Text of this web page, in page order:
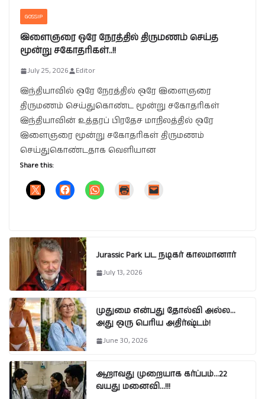
GOSSIP
இளைஞரை ஒரே நேரத்தில் திருமணம் செய்த
மூன்று சகோதரிகள்..!!
July 25, 2026 Editor
இந்தியாவில் ஒரே நேரத்தில் ஒரே இளைஞரை
திருமணம் செய்துகொண்ட மூன்று சகோதரிகள்
இந்தியாவின் உத்தரப் பிரதேச மாநிலத்தில் ஒரே
இளைஞரை மூன்று சகோதரிகள் திருமணம்
செய்துகொண்டதாக வெளியான
Share this:
Jurassic Park பட நடிகர் காலமானார்
July 13, 2026
முதுமை என்பது தோல்வி அல்ல…
அது ஒரு பெரிய அதிர்ஷ்டம்!
June 30, 2026
ஆறாவது முறையாக கர்ப்பம்…22
வயது மனைவி…!!!